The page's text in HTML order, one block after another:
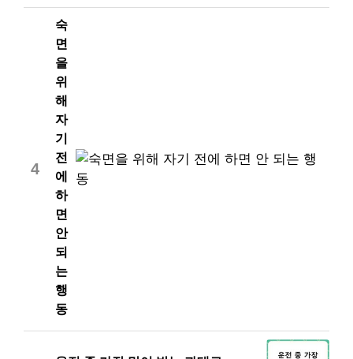
4
숙
면
을
위
해
자
기
전
에
하
면
안
되
는
행
동